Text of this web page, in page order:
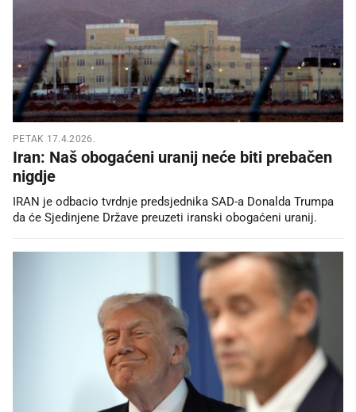
PETAK 17.4.2026.
Iran: Naš obogaćeni uranij neće biti prebačen
nigdje
IRAN je odbacio tvrdnje predsjednika SAD-a Donalda Trumpa
da će Sjedinjene Države preuzeti iranski obogaćeni uranij.